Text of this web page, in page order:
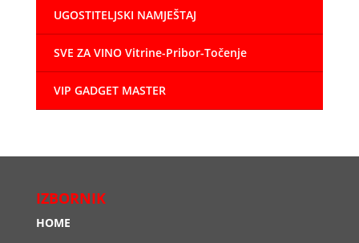
UGOSTITELJSKI NAMJEŠTAJ
SVE ZA VINO Vitrine-Pribor-Točenje
VIP GADGET MASTER
IZBORNIK
HOME